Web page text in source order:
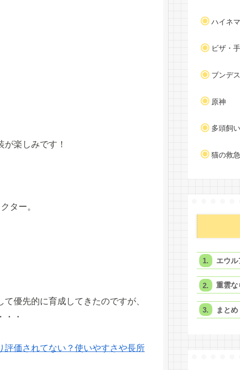
楽しみです！
ター。
優先的に育成してきたのですが、
・
評価されてない？使いやすさや長所
ハイネ
ビザ・
ブンデ
原神
多頭飼
猫の救
エウル
重雲な
まとめ